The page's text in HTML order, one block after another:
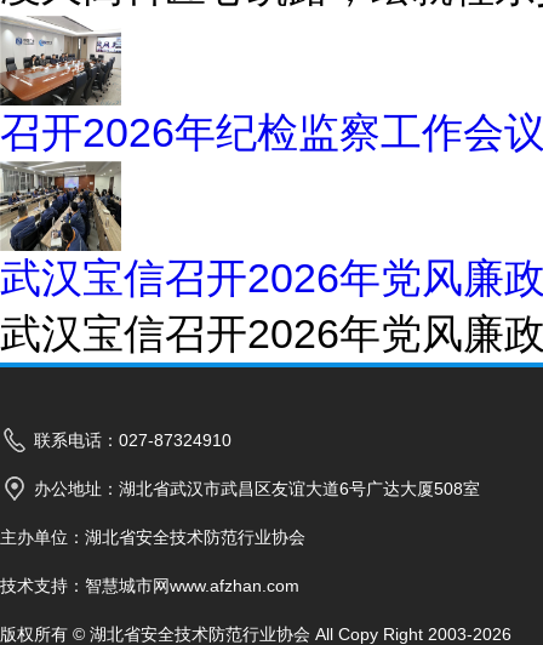
召开2026年纪检监察工作会
武汉宝信召开2026年党风廉
武汉宝信召开2026年党风廉
联系电话：027-87324910
办公地址：湖北省武汉市武昌区友谊大道6号广达大厦508室
主办单位：湖北省安全技术防范行业协会
技术支持： 智慧城市网www.afzhan.com
版权所有 © 湖北省安全技术防范行业协会 All Copy Right 2003-2026